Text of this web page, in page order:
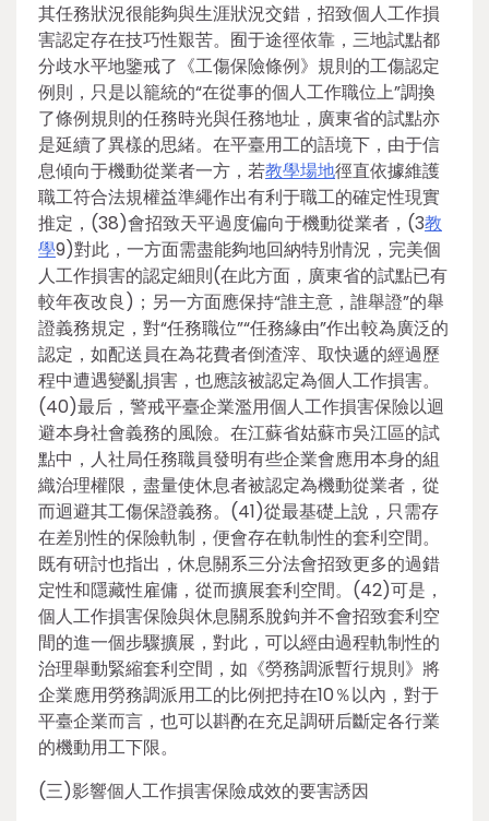
其任務狀況很能夠與生涯狀況交錯，招致個人工作損
害認定存在技巧性艱苦。囿于途徑依靠，三地試點都
分歧水平地鑒戒了《工傷保險條例》規則的工傷認定
例則，只是以籠統的“在從事的個人工作職位上”調換
了條例規則的任務時光與任務地址，廣東省的試點亦
是延續了異樣的思緒。在平臺用工的語境下，由于信
息傾向于機動從業者一方，若教學場地徑直依據維護
職工符合法規權益準繩作出有利于職工的確定性現實
推定，(38)會招致天平過度偏向于機動從業者，(3教
學9)對此，一方面需盡能夠地回納特別情況，完美個
人工作損害的認定細則(在此方面，廣東省的試點已有
較年夜改良)；另一方面應保持“誰主意，誰舉證”的舉
證義務規定，對“任務職位”“任務緣由”作出較為廣泛的
認定，如配送員在為花費者倒渣滓、取快遞的經過歷
程中遭遇變亂損害，也應該被認定為個人工作損害。
(40)最后，警戒平臺企業濫用個人工作損害保險以迴
避本身社會義務的風險。在江蘇省姑蘇市吳江區的試
點中，人社局任務職員發明有些企業會應用本身的組
織治理權限，盡量使休息者被認定為機動從業者，從
而迴避其工傷保證義務。(41)從最基礎上說，只需存
在差別性的保險軌制，便會存在軌制性的套利空間。
既有研討也指出，休息關系三分法會招致更多的過錯
定性和隱藏性雇傭，從而擴展套利空間。(42)可是，
個人工作損害保險與休息關系脫鉤并不會招致套利空
間的進一個步驟擴展，對此，可以經由過程軌制性的
治理舉動緊縮套利空間，如《勞務調派暫行規則》將
企業應用勞務調派用工的比例把持在10％以內，對于
平臺企業而言，也可以斟酌在充足調研后斷定各行業
的機動用工下限。
(三)影響個人工作損害保險成效的要害誘因